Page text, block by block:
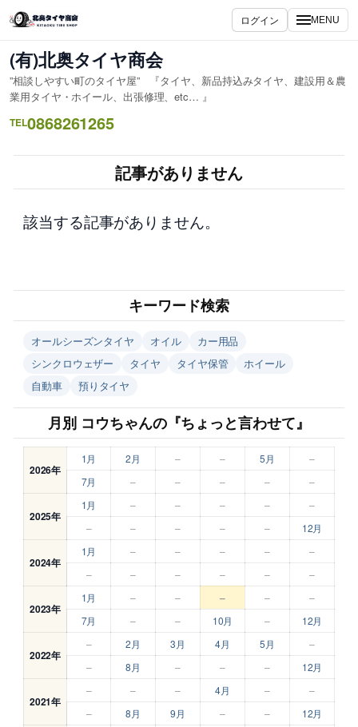
容
を
ス
キ
ッ
プ
ログイン MENU
(有)北奥タイヤ商会
”相談しやすい町のタイヤ屋” 『タイヤ、新品持込みタイヤ、建設用＆農
業用タイヤ・ホイール、出張修理、etc… 』
TEL0868261265
記事がありません
該当する記事がありません。
キーワード検索
オールシーズンタイヤ オイル
カー用品
シンクロウェザー
タイヤ タイヤ保管
ホイール
自動車
預りタイヤ
月別 コウちゃんの『ちょっと言わせて』
2026年
1月 2月 – – 5月
–
7月
– – – – –
2025年
1月 – – – –
–
–
– – – – 12月
2024年
1月 – – – –
–
–
– – – – –
2023年
1月 – – – –
–
7月
– – 10月 – 12月
2022年
– 2月 3月 4月 5月
–
–
8月 – – – 12月
2021年
– – – 4月 –
–
–
8月 9月 – – 12月